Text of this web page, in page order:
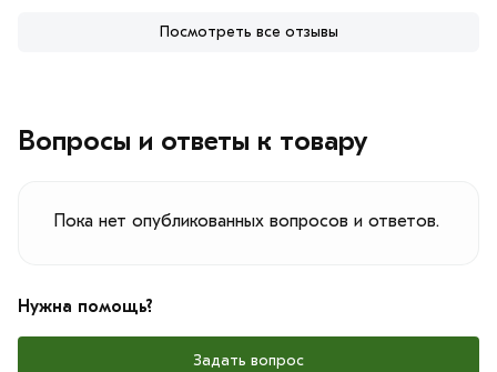
Посмотреть все отзывы
Вопросы и ответы к товару
Пока нет опубликованных вопросов и ответов.
Нужна помощь?
Задать вопрос